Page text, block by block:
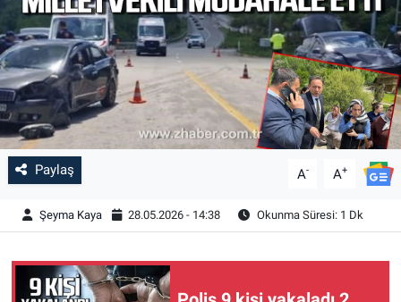
Paylaş A- A+
Şeyma Kaya 28.05.2026 - 14:38 Okunma Süresi: 1 Dk